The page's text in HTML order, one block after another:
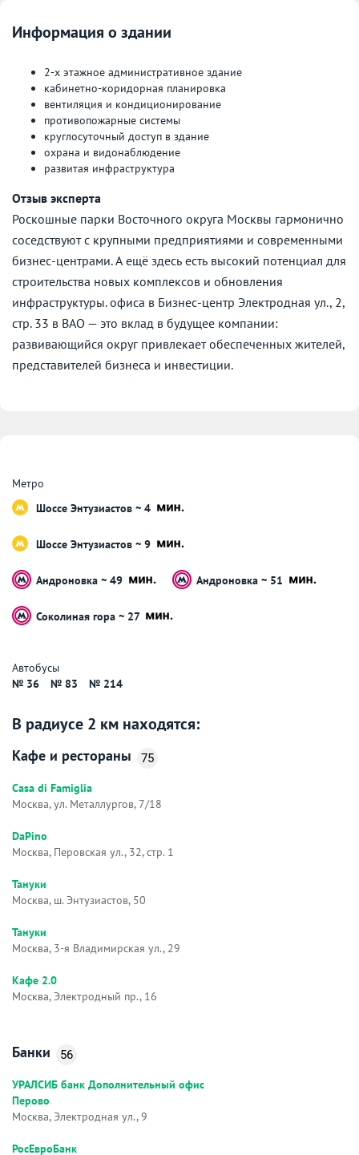
Информация о здании
2-х этажное административное здание
кабинетно-коридорная планировка
вентиляция и кондиционирование
противопожарные системы
круглосуточный доступ в здание
охрана и видонаблюдение
развитая инфраструктура
Отзыв эксперта
Роскошные парки Восточного округа Москвы гармонично
соседствуют с крупными предприятиями и современными
бизнес-центрами. А ещё здесь есть высокий потенциал для
строительства новых комплексов и обновления
инфраструктуры. офиса в Бизнес-центр Электродная ул., 2,
стр. 33 в ВАО — это вклад в будущее компании:
развивающийся округ привлекает обеспеченных жителей,
представителей бизнеса и инвестиции.
Метро
Шоссе Энтузиастов ~ 4
Шоссе Энтузиастов ~ 9
Андроновка ~ 49 Андроновка ~ 51
Соколиная гора ~ 27
Автобусы
№ 36
№ 83 № 214
В радиусе 2 км находятся:
Кафе и рестораны 75
Casa di Famiglia
Москва, ул. Металлургов, 7/18
DaPino
Москва, Перовская ул., 32, стр. 1
Тануки
Москва, ш. Энтузиастов, 50
Тануки
Москва, 3-я Владимирская ул., 29
Кафе 2.0
Москва, Электродный пр., 16
Банки 56
УРАЛСИБ банк Дополнительный офис
Перово
Москва, Электродная ул., 9
РосЕвроБанк